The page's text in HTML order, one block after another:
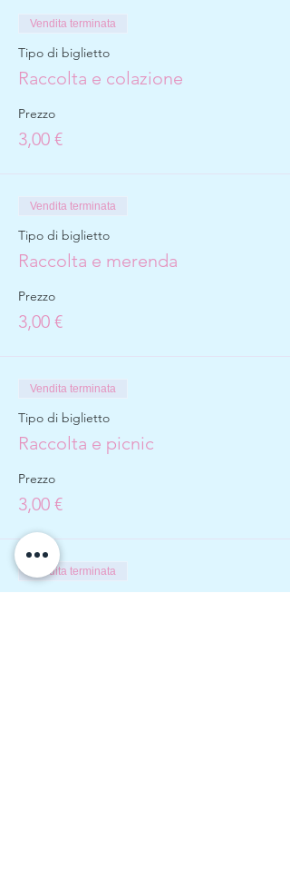
Vendita terminata
Tipo di biglietto
Raccolta e colazione
Prezzo
3,00 €
Vendita terminata
Tipo di biglietto
Raccolta e merenda
Prezzo
3,00 €
Vendita terminata
Tipo di biglietto
Raccolta e picnic
Prezzo
3,00 €
Vendita terminata